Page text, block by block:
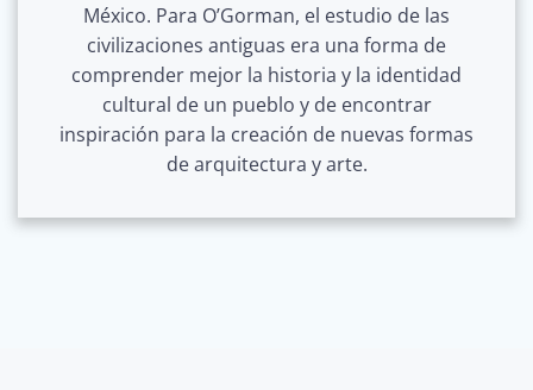
México. Para O’Gorman, el estudio de las
civilizaciones antiguas era una forma de
comprender mejor la historia y la identidad
cultural de un pueblo y de encontrar
inspiración para la creación de nuevas formas
de arquitectura y arte.